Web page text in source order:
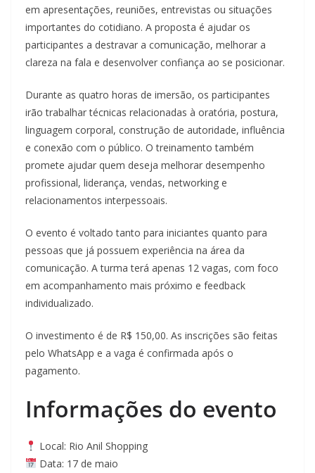
em apresentações, reuniões, entrevistas ou situações
importantes do cotidiano. A proposta é ajudar os
participantes a destravar a comunicação, melhorar a
clareza na fala e desenvolver confiança ao se posicionar.
Durante as quatro horas de imersão, os participantes
irão trabalhar técnicas relacionadas à oratória, postura,
linguagem corporal, construção de autoridade, influência
e conexão com o público. O treinamento também
promete ajudar quem deseja melhorar desempenho
profissional, liderança, vendas, networking e
relacionamentos interpessoais.
O evento é voltado tanto para iniciantes quanto para
pessoas que já possuem experiência na área da
comunicação. A turma terá apenas 12 vagas, com foco
em acompanhamento mais próximo e feedback
individualizado.
O investimento é de R$ 150,00. As inscrições são feitas
pelo WhatsApp e a vaga é confirmada após o
pagamento.
Informações do evento
Local: Rio Anil Shopping
Data: 17 de maio